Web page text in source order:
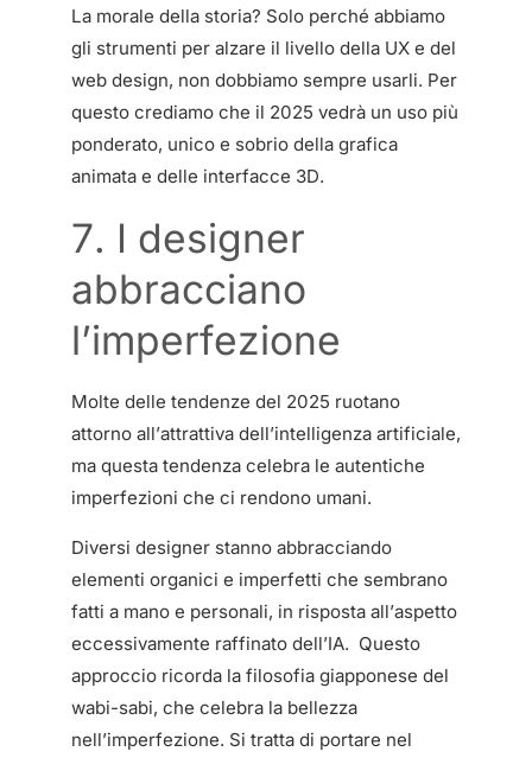
La morale della storia? Solo perché abbiamo
gli strumenti per alzare il livello della UX e del
web design, non dobbiamo sempre usarli. Per
questo crediamo che il 2025 vedrà un uso più
ponderato, unico e sobrio della grafica
animata e delle interfacce 3D.
7. I designer
abbracciano
l’imperfezione
Molte delle tendenze del 2025 ruotano
attorno all’attrattiva dell’intelligenza artificiale,
ma questa tendenza celebra le autentiche
imperfezioni che ci rendono umani.
Diversi designer stanno abbracciando
elementi organici e imperfetti che sembrano
fatti a mano e personali, in risposta all’aspetto
eccessivamente raffinato dell’IA. Questo
approccio ricorda la filosofia giapponese del
wabi-sabi, che celebra la bellezza
nell’imperfezione. Si tratta di portare nel